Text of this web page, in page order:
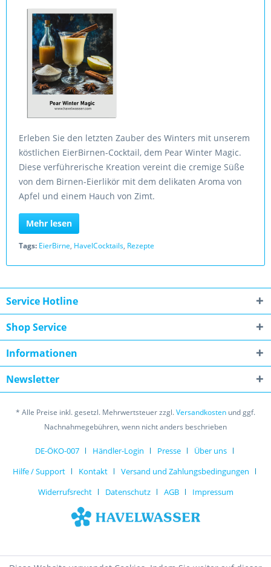
Erleben Sie den letzten Zauber des Winters mit unserem
köstlichen EierBirnen-Cocktail, dem Pear Winter Magic.
Diese verführerische Kreation vereint die cremige Süße
von dem Birnen-Eierlikör mit dem delikaten Aroma von
Apfel und einem Hauch von Zimt.
Mehr lesen
Tags: EierBirne, HavelCocktails, Rezepte
Service Hotline
Shop Service
Informationen
Newsletter
* Alle Preise inkl. gesetzl. Mehrwertsteuer zzgl.Versandkosten und ggf.
Nachnahmegebühren, wenn nicht anders beschrieben
DE-ÖKO-007 Händler-Login Presse
Über uns
Hilfe / Support
Kontakt
Versand und Zahlungsbedingungen
Widerrufsrecht
Datenschutz AGB Impressum